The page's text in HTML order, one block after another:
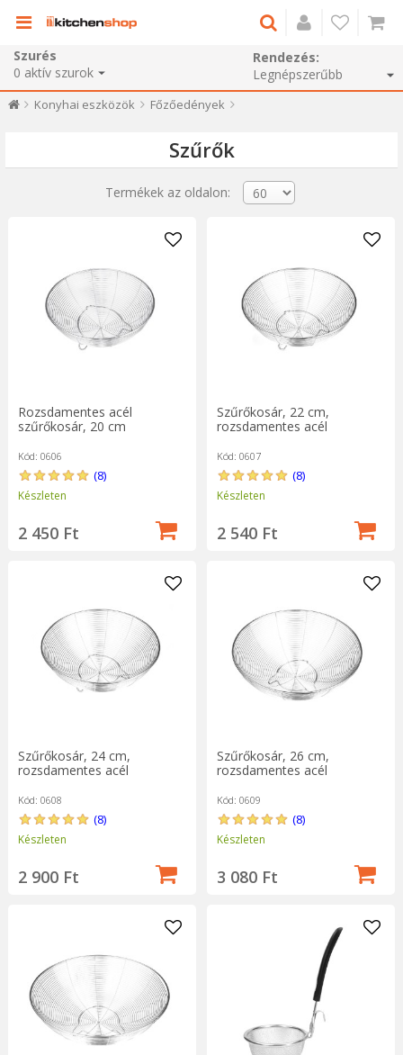
Szurés
0 aktív szurok
Rendezés:
Konyhai eszközök Főzőedények
Szűrők
Termékek az oldalon:
Rozsdamentes acél
szűrőkosár, 20 cm
Kód: 0606
(8)
Készleten
2 450 Ft
Szűrőkosár, 22 cm,
rozsdamentes acél
Kód: 0607
(8)
Készleten
2 540 Ft
Szűrőkosár, 24 cm,
rozsdamentes acél
Kód: 0608
(8)
Készleten
2 900 Ft
Szűrőkosár, 26 cm,
rozsdamentes acél
Kód: 0609
(8)
Készleten
3 080 Ft